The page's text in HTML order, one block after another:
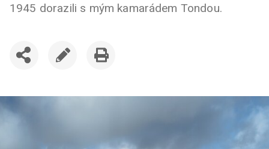
1945 dorazili s mým kamarádem Tondou.